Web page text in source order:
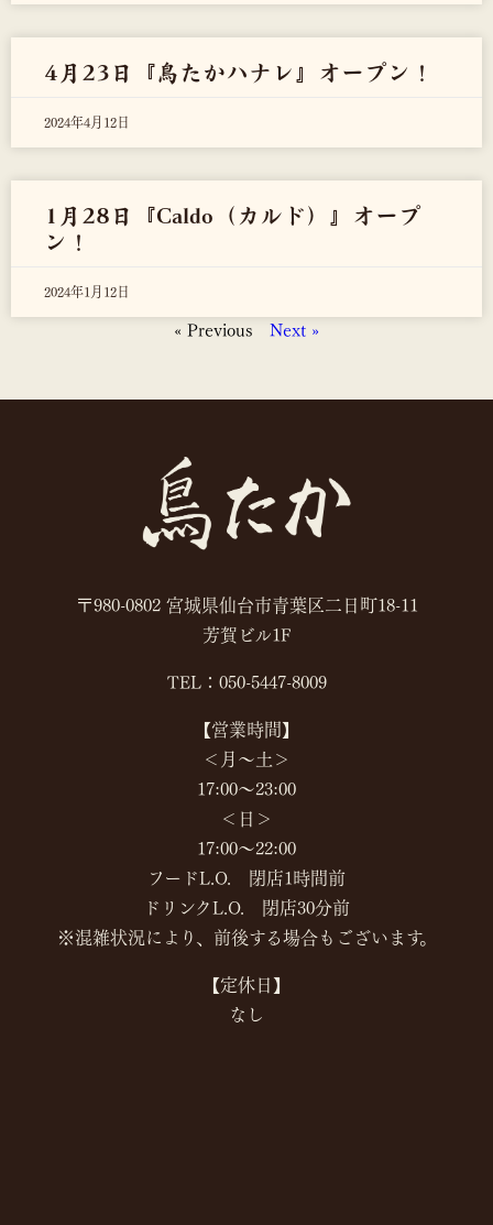
4月23日『鳥たかハナレ』オープン！
2024年4月12日
1月28日『Caldo（カルド）』オープ
ン！
2024年1月12日
« Previous Next »
〒980-0802 宮城県仙台市青葉区二日町18-11
芳賀ビル1F
TEL：050-5447-8009
【営業時間】
＜月～土＞
17:00～23:00
＜日＞
17:00～22:00
フードL.O. 閉店1時間前
ドリンクL.O. 閉店30分前
※混雑状況により、前後する場合もございます。
【定休日】
なし